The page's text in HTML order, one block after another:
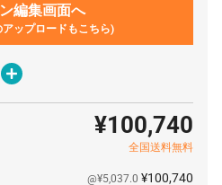
¥0 ¥3,728,700
¥0 ¥4,141,000
編集画面へ
ップロードもこちら)
¥100,740
全国送料無料
@¥5,037.0 ¥100,740